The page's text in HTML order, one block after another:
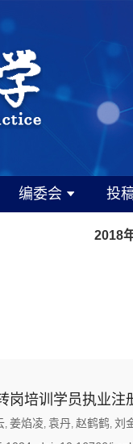
编委会 投
2018
岗培训学员执业注
, 姜焰凌, 袁丹, 赵鹤鹤, 刘